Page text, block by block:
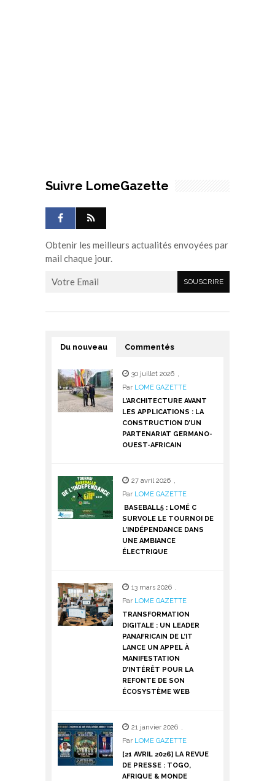
Suivre LomeGazette
Obtenir les meilleurs actualités envoyées par
mail chaque jour.
Du nouveau Commentés
30 juillet 2026 ,
Par LOME GAZETTE
L’ARCHITECTURE AVANT
LES APPLICATIONS : LA
CONSTRUCTION D’UN
PARTENARIAT GERMANO-
OUEST-AFRICAIN
27 avril 2026 ,
Par LOME GAZETTE
BASEBALL5 : LOMÉ C
SURVOLE LE TOURNOI DE
L’INDÉPENDANCE DANS
UNE AMBIANCE
ÉLECTRIQUE
13 mars 2026 ,
Par LOME GAZETTE
TRANSFORMATION
DIGITALE : UN LEADER
PANAFRICAIN DE L’IT
LANCE UN APPEL À
MANIFESTATION
D’INTÉRÊT POUR LA
REFONTE DE SON
ÉCOSYSTÈME WEB
21 janvier 2026 ,
Par LOME GAZETTE
[21 AVRIL 2026] LA REVUE
DE PRESSE : TOGO,
AFRIQUE & MONDE